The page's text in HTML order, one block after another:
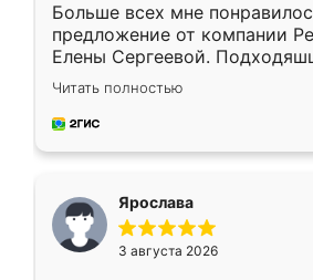
Больше всех мне
предложение от компании
Елены Сергеевой.
короткие сроки
для замера сотрудник
предложил по моему эскизу
Читать полностью
Ярослава
3 августа 2026